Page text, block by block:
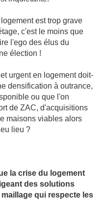
est trop grave
c'est le moins que
l'ego des élus du
élection !
urgent en logement doit-
densification à outrance,
ou que l'on
de ZAC, d'acquisitions
maisons viables alors
lieu ?
la crise du logement
des solutions
qui respecte les